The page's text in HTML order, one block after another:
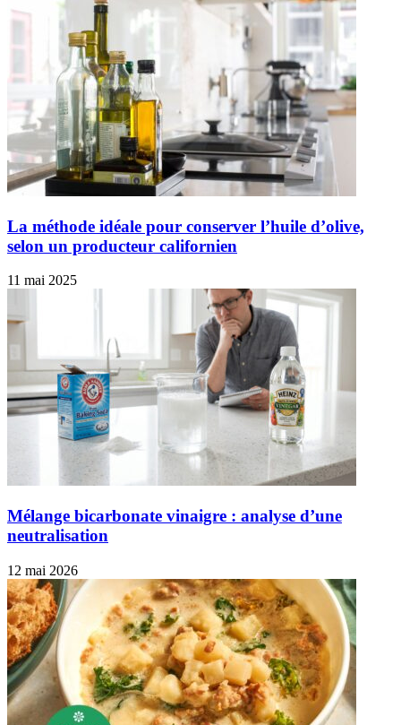
La méthode idéale pour conserver l’huile d’olive,
selon un producteur californien
11 mai 2025
Mélange bicarbonate vinaigre : analyse d’une
neutralisation
12 mai 2026